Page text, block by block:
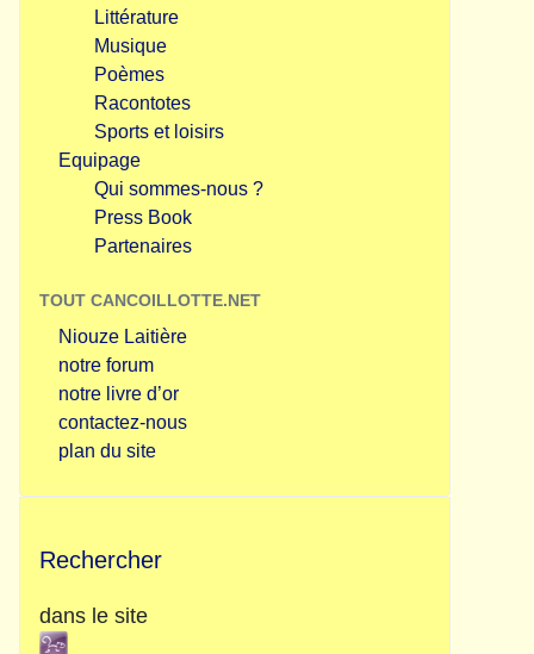
Littérature
Musique
Poèmes
Racontotes
Sports et loisirs
Equipage
Qui sommes-nous ?
Press Book
Partenaires
TOUT CANCOILLOTTE.NET
Niouze Laitière
notre forum
notre livre d’or
contactez-nous
plan du site
Rechercher
dans le site